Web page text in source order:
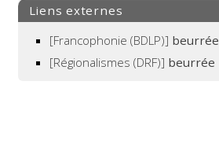
Liens externes
[Francophonie (BDLP)] beurrée
[Régionalismes (DRF)] beurrée